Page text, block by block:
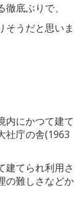
底ぶりで、
そうだと思いま
内にかつて建て
社庁の舎(1963
建てられ利用さ
の難しさなどか